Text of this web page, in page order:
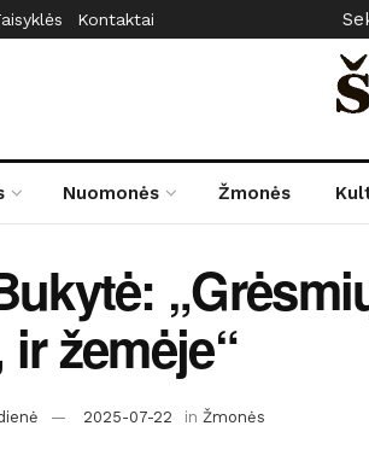
Kontaktai
Nuomonės Žmonės
žemėje“
2025-07-22 in Žmonės